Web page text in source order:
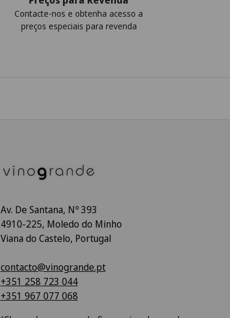
Contacte-nos e obtenha acesso a
preços especiais para revenda
Av. De Santana, Nº 393
4910-225, Moledo do Minho
Viana do Castelo, Portugal
contacto@vinogrande.pt
+351 258 723 044
+351 967 077 068